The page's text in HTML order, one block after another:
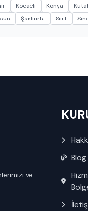
Kocaeli Konya
Şanlıurfa Siirt
ve
Blog